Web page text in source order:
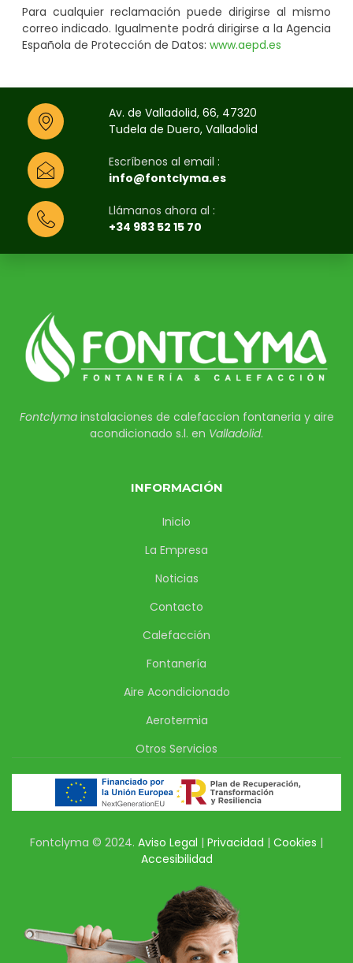
Para cualquier reclamación puede dirigirse al mismo
correo indicado. Igualmente podrá dirigirse a la Agencia
Española de Protección de Datos: www.aepd.es
Av. de Valladolid, 66, 47320
Tudela de Duero, Valladolid
Escríbenos al email :
info@fontclyma.es
Llámanos ahora al :
+34 983 52 15 70
Fontclymainstalaciones de calefaccion fontaneria y aire
acondicionado s.l. en Valladolid.
INFORMACIÓN
Inicio
La Empresa
Noticias
Contacto
Calefacción
Fontanería
Aire Acondicionado
Aerotermia
Otros Servicios
Fontclyma © 2024. Aviso Legal | Privacidad | Cookies |
Accesibilidad